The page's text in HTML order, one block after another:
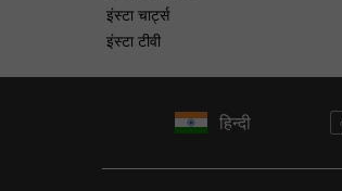
इंस्टा चार्ट्स
इंस्टा टीवी
हिन्दी